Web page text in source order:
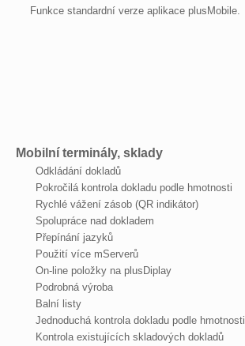
Funkce standardní verze aplikace plusMobile.
Mobilní terminály, sklady
Odkládání dokladů
Pokročilá kontrola dokladu podle hmotnosti
Rychlé vážení zásob (QR indikátor)
Spolupráce nad dokladem
Přepínání jazyků
Použití více mServerů
On-line položky na plusDiplay
Podrobná výroba
Balní listy
Jednoduchá kontrola dokladu podle hmotnosti
Kontrola existujících skladových dokladů